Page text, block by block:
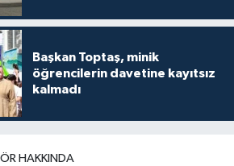
Başkan Toptaş, minik
öğrencilerin davetine kayıtsız
kalmadı
HAKKINDA